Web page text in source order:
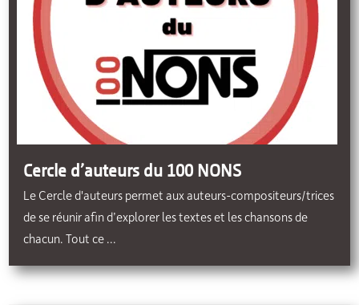
Cercle d’auteurs du 100 NONS
Le Cercle d'auteurs permet aux auteurs-compositeurs/trices
de se réunir afin d’explorer les textes et les chansons de
chacun. Tout ce ...